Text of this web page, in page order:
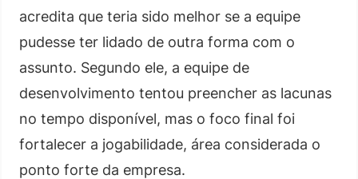
acredita que teria sido melhor se a equipe
pudesse ter lidado de outra forma com o
assunto. Segundo ele, a equipe de
desenvolvimento tentou preencher as lacunas
no tempo disponível, mas o foco final foi
fortalecer a jogabilidade, área considerada o
ponto forte da empresa.